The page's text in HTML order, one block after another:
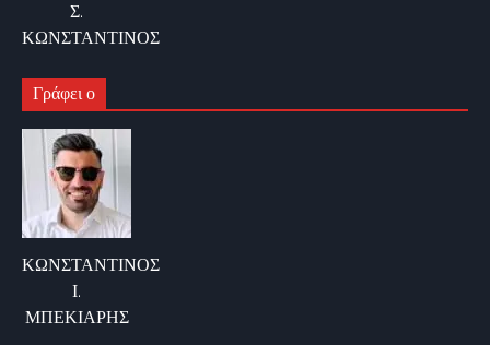
Σ.
ΚΩΝΣΤΑΝΤΙΝΟΣ
Γράφει ο
ΚΩΝΣΤΑΝΤΙΝΟΣ
Ι.
ΜΠΕΚΙΑΡΗΣ